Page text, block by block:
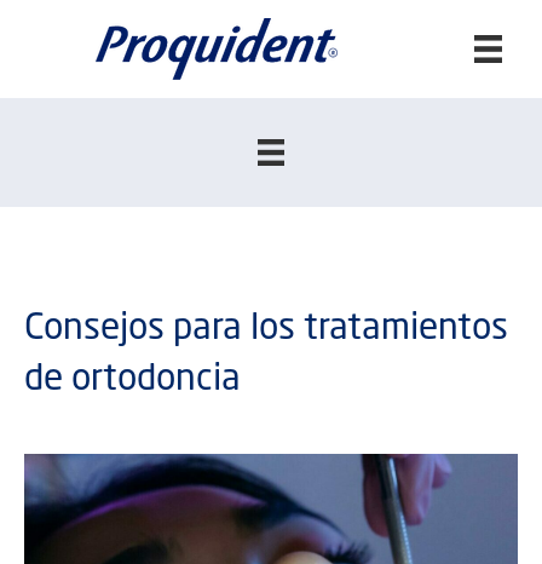
Buscar:
Consejos para los tratamientos
de ortodoncia